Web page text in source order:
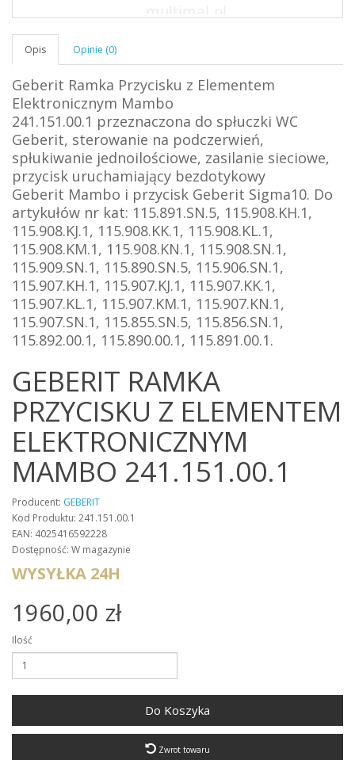
Opis Opinie (0)
Geberit Ramka Przycisku z Elementem
Elektronicznym Mambo
241.151.00.1 przeznaczona do spłuczki WC
Geberit, sterowanie na podczerwień,
spłukiwanie jednoilościowe, zasilanie sieciowe,
przycisk uruchamiający bezdotykowy
Geberit Mambo i przycisk Geberit Sigma10. Do
artykułów nr kat: 115.891.SN.5, 115.908.KH.1,
115.908.KJ.1, 115.908.KK.1, 115.908.KL.1,
115.908.KM.1, 115.908.KN.1, 115.908.SN.1,
115.909.SN.1, 115.890.SN.5, 115.906.SN.1,
115.907.KH.1, 115.907.KJ.1, 115.907.KK.1,
115.907.KL.1, 115.907.KM.1, 115.907.KN. 1,
115.907.SN.1, 115.855.SN.5, 115.856.SN.1,
115.892.00.1, 115.890.00.1, 115.891.00.1.
GEBERIT RAMKA
PRZYCISKU Z ELEMENTEM
ELEKTRONICZNYM
MAMBO 241.151.00.1
Producent: GEBERIT
Kod Produktu: 241.151.00.1
EAN: 4025416592228
Dostępność: W magazynie
WYSYŁKA 24H
1960,00 zł
Ilość
Do Koszyka
Zwrot towaru